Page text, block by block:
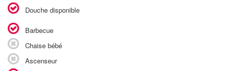
Douche disponible
Barbecue
Chaise bébé
Ascenseur